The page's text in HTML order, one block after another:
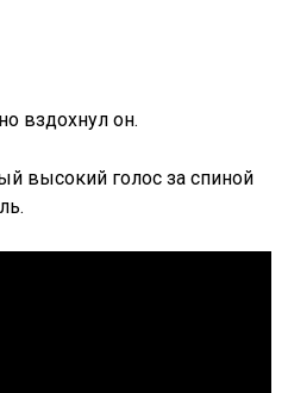
вздохнул он.
высокий голос за спиной